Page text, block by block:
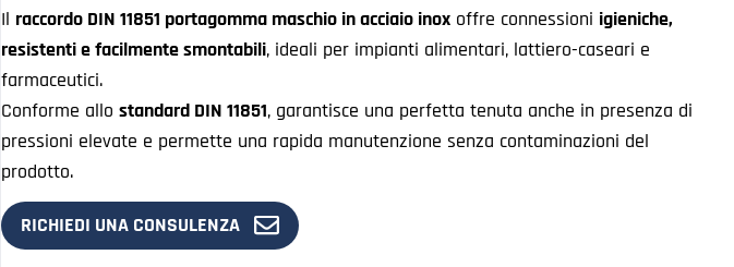
Il raccordo DIN 11851 portagomma maschio in acciaio inox offre connessioni igieniche,
resistenti e facilmente smontabili, ideali per impianti alimentari, lattiero-caseari e
farmaceutici.
Conforme allo standard DIN 11851, garantisce una perfetta tenuta anche in presenza di
pressioni elevate e permette una rapida manutenzione senza contaminazioni del
prodotto.
RICHIEDI UNA CONSULENZA